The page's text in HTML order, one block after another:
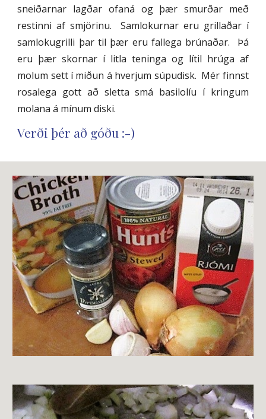
sneiðarnar lagðar ofaná og þær smurðar með
restinni af smjörinu. Samlokurnar eru grillaðar í
samlokugrilli þar til þær eru fallega brúnaðar. Þá
eru þær skornar í litla teninga og lítil hrúga af
molum sett í miðun á hverjum súpudisk. Mér finnst
rosalega gott að sletta smá basilolíu í kringum
molana á mínum diski.
Verði þér að góðu :-)